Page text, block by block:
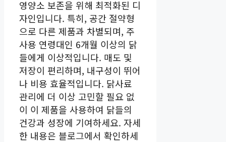
영양소 보존을 위해 최적화된 디
자인입니다. 특히, 공간 절약형
으로 다른 제품과 차별되며, 주
사용 연령대인 6개월 이상의 닭
들에게 이상적입니다. 매도 및
저장이 편리하며, 내구성이 뛰어
나 비용 효율적입니다. 닭사료
관리에 더 이상 고민할 필요 없
이 이 제품을 사용하여 닭들의
건강과 성장에 기여하세요. 자세
한 내용은 블로그에서 확인하세